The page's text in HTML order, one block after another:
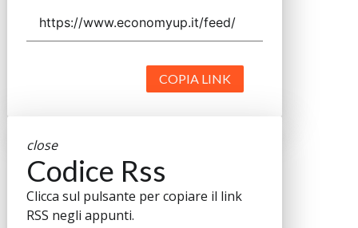
COPIA LINK
close
Codice Rss
Clicca sul pulsante per copiare il link
RSS negli appunti.